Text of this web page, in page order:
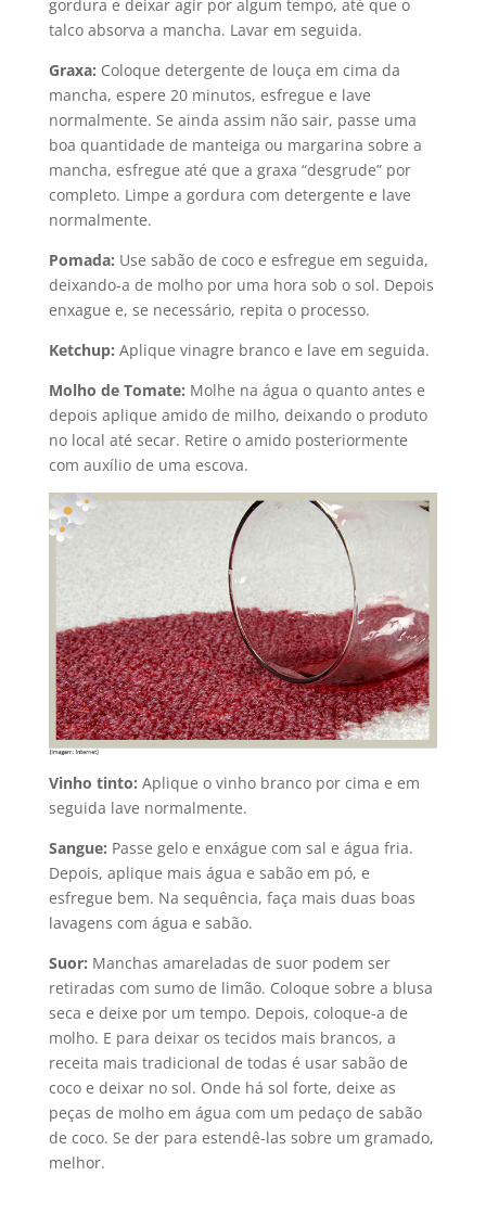
gordura e deixar agir por algum tempo, até que o
talco absorva a mancha. Lavar em seguida.
Graxa: Coloque detergente de louça em cima da
mancha, espere 20 minutos, esfregue e lave
normalmente. Se ainda assim não sair, passe uma
boa quantidade de manteiga ou margarina sobre a
mancha, esfregue até que a graxa “desgrude” por
completo. Limpe a gordura com detergente e lave
normalmente.
Pomada: Use sabão de coco e esfregue em seguida,
deixando-a de molho por uma hora sob o sol. Depois
enxague e, se necessário, repita o processo.
Ketchup: Aplique vinagre branco e lave em seguida.
Molho de Tomate: Molhe na água o quanto antes e
depois aplique amido de milho, deixando o produto
no local até secar. Retire o amido posteriormente
com auxílio de uma escova.
Vinho tinto: Aplique o vinho branco por cima e em
seguida lave normalmente.
Sangue: Passe gelo e enxágue com sal e água fria.
Depois, aplique mais água e sabão em pó, e
esfregue bem. Na sequência, faça mais duas boas
lavagens com água e sabão.
Suor: Manchas amareladas de suor podem ser
retiradas com sumo de limão. Coloque sobre a blusa
seca e deixe por um tempo. Depois, coloque-a de
molho. E para deixar os tecidos mais brancos, a
receita mais tradicional de todas é usar sabão de
coco e deixar no sol. Onde há sol forte, deixe as
peças de molho em água com um pedaço de sabão
de coco. Se der para estendê-las sobre um gramado,
melhor.